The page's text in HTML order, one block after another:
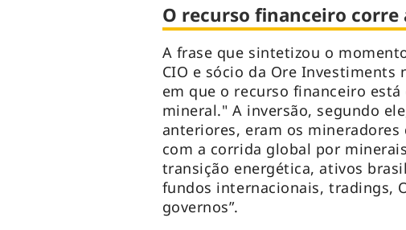
O recurso financeiro
A frase que sintetizou o
CIO e sócio da Ore
em que o recurso financeiro
mineral." A inversão, segundo
anteriores, eram os
com a corrida global por
transição energética, ativos
fundos internacionais, tradings,
governos”.